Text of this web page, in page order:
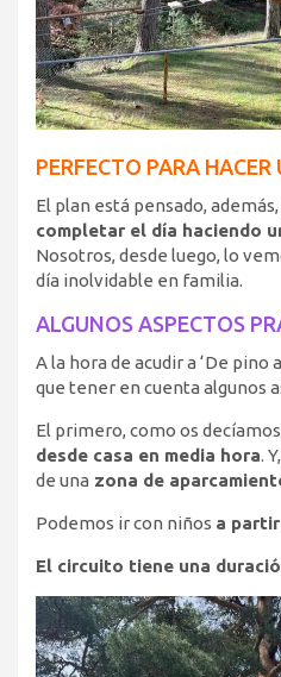
PERFECTO PARA HACER
El plan está pensado,
completar el día haciendo
Nosotros, desde luego, lo
día inolvidable en familia.
ALGUNOS ASPECTOS
A la hora de acudir a ‘De pino
que tener en cuenta algunos
El primero, como os
desde casa en media hora.
de una zona de
Podemos ir con niños a
El circuito tiene una